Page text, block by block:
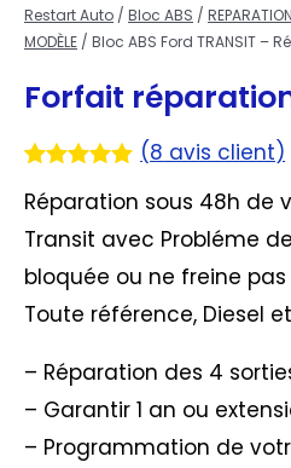
Restart Auto / Bloc ABS /
MODÈLE / Bloc ABS Ford TRANSIT –
Forfait
sur 5
notations
client
(8 avis client)
Réparation sous 48h de
Transit avec Probléme
bloquée ou ne freine pas
Toute référence, Diesel
– Réparation des 4
– Garantir 1 an ou
– Programmation de